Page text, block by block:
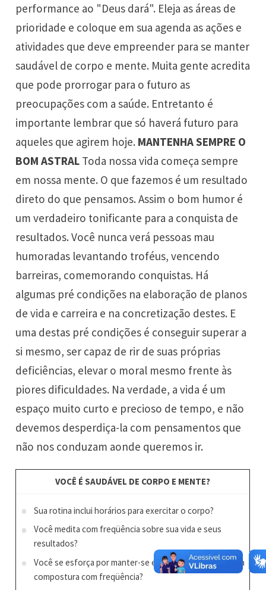
performance ao "Deus dará". Eleja as áreas de
prioridade e coloque em sua agenda as ações e
atividades que deve empreender para se manter
saudável de corpo e mente. Muita gente acredita
que pode prorrogar para o futuro as
preocupações com a saúde. Entretanto é
importante lembrar que só haverá futuro para
aqueles que agirem hoje. MANTENHA SEMPRE O
BOM ASTRAL Toda nossa vida começa sempre
em nossa mente. O que fazemos é um resultado
direto do que pensamos. Assim o bom humor é
um verdadeiro tonificante para a conquista de
resultados. Você nunca verá pessoas mau
humoradas levantando troféus, vencendo
barreiras, comemorando conquistas. Há
algumas pré condições na elaboração de planos
de vida e carreira e na concretização destes. E
uma destas pré condições é conseguir superar a
si mesmo, ser capaz de rir de suas próprias
deficiências, elevar o moral mesmo frente às
piores dificuldades. Na verdade, a vida é um
espaço muito curto e precioso de tempo, e não
devemos desperdiça-la com pensamentos que
não nos conduzam aonde queremos ir.
VOCÊ É SAUDÁVEL DE CORPO E MENTE?
Sua rotina inclui horários para exercitar o corpo?
Você medita com freqüência sobre sua vida e seus
resultados?
Você se esforça por manter-se em equilíbrio? Ou perde a
compostura com freqüência?